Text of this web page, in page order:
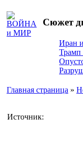
Сюжет
Иран
Трамп
Главная страница »
Источник: